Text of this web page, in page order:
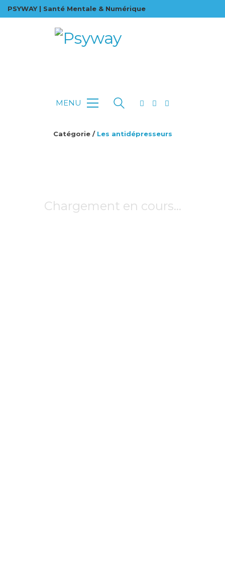
PSYWAY | Santé Mentale & Numérique
MENU
Catégorie / Les antidépresseurs
Chargement en cours…